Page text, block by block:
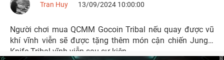
Tran Huy 13/09/2024 10:00:00
Người chơi mua QCMM Gocoin Tribal nếu quay được vũ
khí vĩnh viễn sẽ được tặng thêm món cận chiến Jungle
Knife-Tribal vĩnh viễn sau sự kiện.